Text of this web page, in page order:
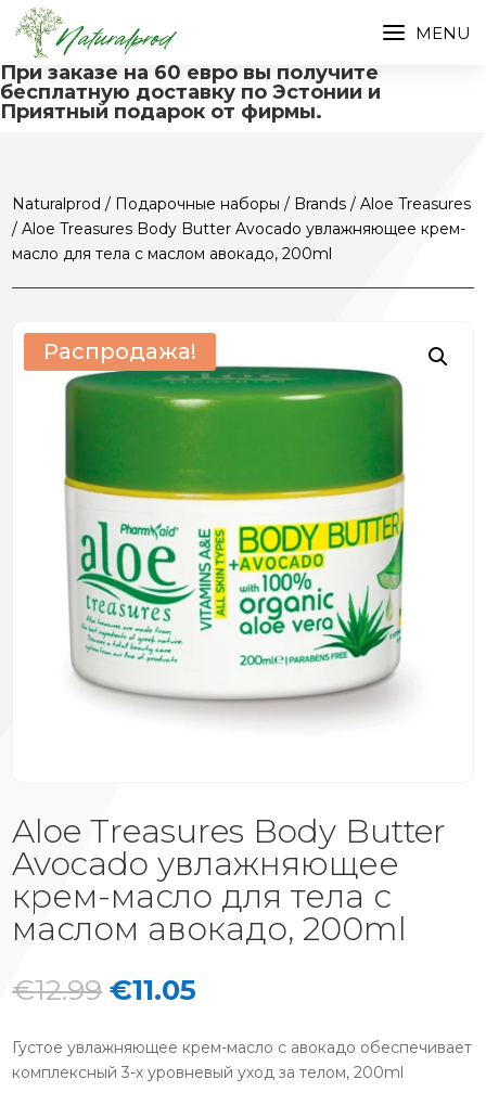
При заказе на 60 евро вы получите
бесплатную доставку по Эстонии и
Приятный подарок от фирмы.
Naturalprod / Подарочные наборы / Brands /Aloe Treasures
/ Aloe Treasures Body Butter Avocado увлажняющее крем-
масло для тела с маслом авокадо, 200ml
Распродажа!
Aloe Treasures Body Butter
Avocado увлажняющее
крем-масло для тела с
маслом авокадо, 200ml
€12.99 Первоначальная
составляла
€12.99.
€11.05
€11.05.
Густое увлажняющее крем-масло с авокадо обеспечивает
комплексный 3-х уровневый уход за телом, 200ml